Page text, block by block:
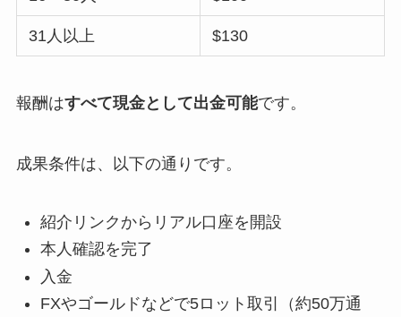
31人以上 $130
報酬はすべて現金として出金可能です。
成果条件は、以下の通りです。
紹介リンクからリアル口座を開設
本人確認を完了
入金
FXやゴールドなどで5ロット取引（約50万通